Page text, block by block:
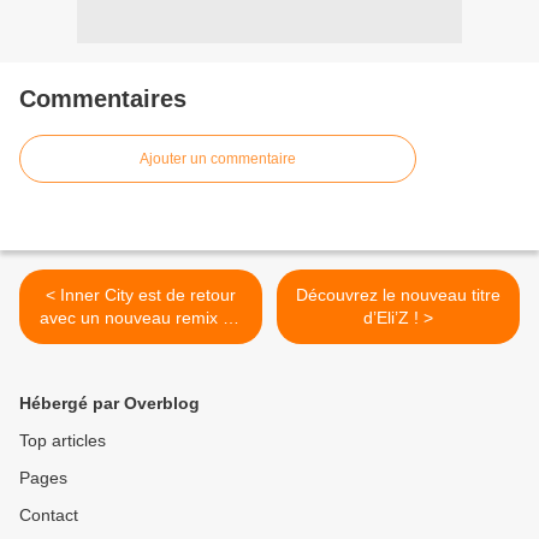
Commentaires
Ajouter un commentaire
< Inner City est de retour
avec un nouveau remix de
« Good Life » !
Découvrez le nouveau titre
d’Eli’Z ! >
Hébergé par Overblog
Top articles
Pages
Contact